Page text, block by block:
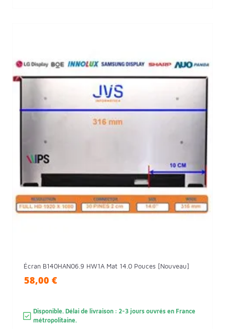
Écran B140HAN06.9 HW1A Mat 14.0 Pouces [Nouveau]
58,00 €
Disponible. Délai de livraison : 2-3 jours ouvrés en France
métropolitaine.